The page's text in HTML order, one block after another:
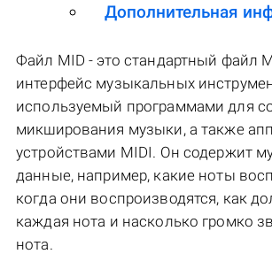
Дополнительная
Файл MID - это стандартный файл
интерфейс музыкальных
используемый программами для
микширования музыки, а также
устройствами MIDI. Он содержит
данные, например, какие ноты
когда они воспроизводятся, как
каждая нота и насколько громко
нота.